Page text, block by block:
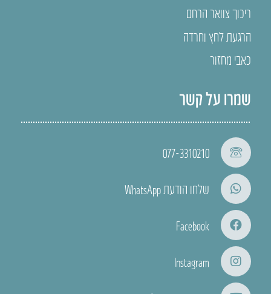
ריכוך צוואר הרחם
הרגעת לחץ וחרדה
כאבי מחזור
שמרו על קשר
077-3310210
שלחו הודעת WhatsApp
Facebook
Instagram